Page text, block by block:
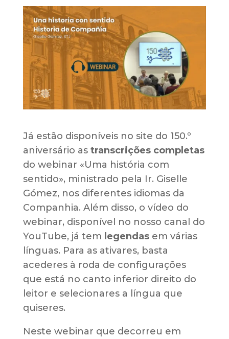
Já estão disponíveis no site do 150.º
aniversário astranscrições completas
do webinar «Uma história com
sentido», ministrado pela Ir. Giselle
Gómez, nos diferentes idiomas da
Companhia. Além disso, o vídeo do
webinar, disponível no nosso canal do
YouTube, já tem legendasem várias
línguas. Para as ativares, basta
acederes à roda de configurações
que está no canto inferior direito do
leitor e selecionares a língua que
quiseres.
Neste webinar que decorreu em